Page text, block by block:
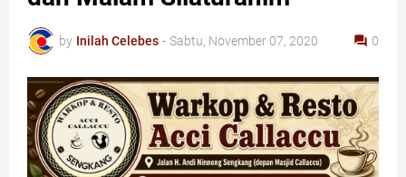
by Inilah Celebes - Sabtu, November 07, 2020 0